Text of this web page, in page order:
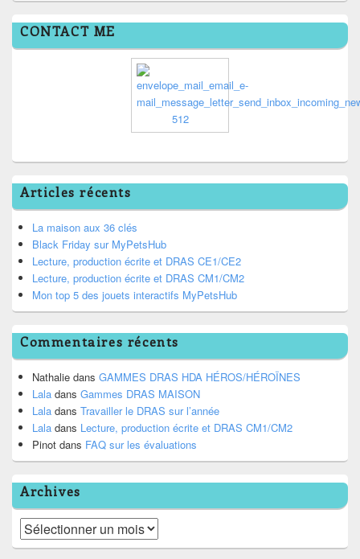
CONTACT ME
Articles récents
La maison aux 36 clés
Black Friday sur MyPetsHub
Lecture, production écrite et DRAS CE1/CE2
Lecture, production écrite et DRAS CM1/CM2
Mon top 5 des jouets interactifs MyPetsHub
Commentaires récents
Nathalie dans GAMMES DRAS HDA HÉROS/HÉROÏNES
Lala dans Gammes DRAS MAISON
Lala dans Travailler le DRAS sur l’année
Lala dans Lecture, production écrite et DRAS CM1/CM2
Pinot dans FAQ sur les évaluations
Archives
Archives